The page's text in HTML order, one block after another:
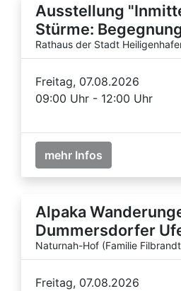
Ausstellung
Stürme:
Rathaus der Stadt
Freitag, 07.08.2026
09:00 Uhr - 12:00 Uhr
mehr Infos
Alpaka
Dummersdorfer
Naturnah-Hof (Familie
Freitag, 07.08.2026